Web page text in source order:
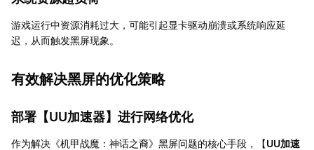
游戏运行中资源消耗过大，可能引起显卡驱动崩溃或系统响应延
迟，从而触发黑屏现象。
有效解决黑屏的优化策略
部署【UU加速器】进行网络优化
作为解决《机甲战魔：神话之裔》黑屏问题的核心手段，【UU加速